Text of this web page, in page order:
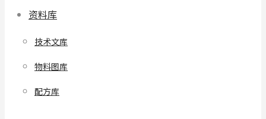
资料库
技术文库
物料图库
配方库